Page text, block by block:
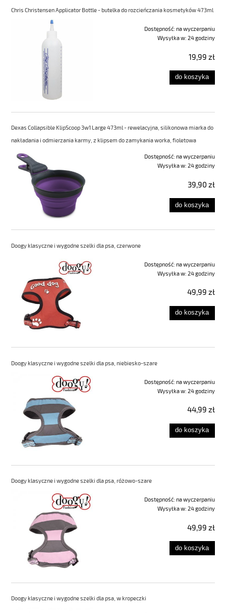
Chris Christensen Applicator Bottle - butelka do rozcieńczania kosmetyków 473ml
Dostępność: na wyczerpaniu
Wysyłka w: 24 godziny
19,99 zł
do koszyka
Dexas Collapsible KlipScoop 3w1 Large 473ml - rewelacyjna, silikonowa miarka do
nakładania i odmierzania karmy, z klipsem do zamykania worka, fioletowa
Dostępność: na wyczerpaniu
Wysyłka w: 24 godziny
39,90 zł
do koszyka
Doogy klasyczne i wygodne szelki dla psa, czerwone
Dostępność: na wyczerpaniu
Wysyłka w: 24 godziny
49,99 zł
do koszyka
Doogy klasyczne i wygodne szelki dla psa, niebiesko-szare
Dostępność: na wyczerpaniu
Wysyłka w: 24 godziny
44,99 zł
do koszyka
Doogy klasyczne i wygodne szelki dla psa, różowo-szare
Dostępność: na wyczerpaniu
Wysyłka w: 24 godziny
49,99 zł
do koszyka
Doogy klasyczne i wygodne szelki dla psa, w kropeczki